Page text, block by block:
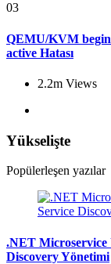
03
QEMU/KVM
active Hatası
2.2m Views
Yükselişte
Popülerleşen yazılar
.NET Microservice
Discovery Yönetimi